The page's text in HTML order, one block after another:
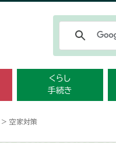
くらし
手続き
> 空家対策